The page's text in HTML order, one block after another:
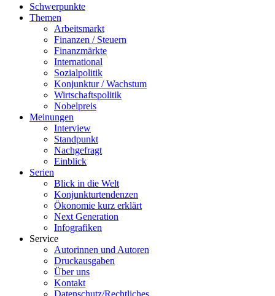
Schwerpunkte
Themen
Arbeitsmarkt
Finanzen / Steuern
Finanzmärkte
International
Sozialpolitik
Konjunktur / Wachstum
Wirtschaftspolitik
Nobelpreis
Meinungen
Interview
Standpunkt
Nachgefragt
Einblick
Serien
Blick in die Welt
Konjunkturtendenzen
Ökonomie kurz erklärt
Next Generation
Infografiken
Service
Autorinnen und Autoren
Druckausgaben
Über uns
Kontakt
Datenschutz/Rechtliches